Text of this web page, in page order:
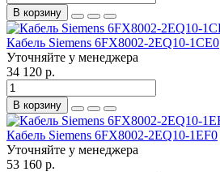
В корзину
Кабель Siemens 6FX8002-2EQ10-1CE0
Уточняйте у менеджера
34 120 р.
В корзину
Кабель Siemens 6FX8002-2EQ10-1EF0
Уточняйте у менеджера
53 160 р.